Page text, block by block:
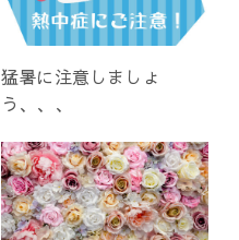
猛暑に注意しましょ
う、、、